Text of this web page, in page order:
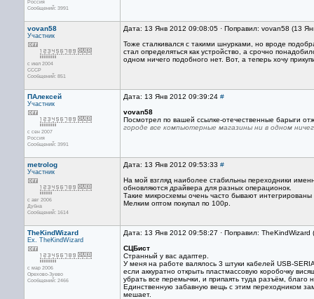
Россия
Сообщений: 3991
vovan58
Участник
с июл 2004
СССР
Сообщений: 851
Дата: 13 Янв 2012 09:08:05 · Поправил: vovan58 (13
Тоже сталкивался с такими шнурками, но вроде
стал определяться как устройство, а срочно
одном ничего подобного нет. Вот, а теперь хочу
ПАлексей
Участник
с сен 2007
Россия
Сообщений: 3991
Дата: 13 Янв 2012 09:39:24 #
vovan58
Посмотрел по вашей ссылке-отечественные барыги
городе все компьютерные магазины ни в одном
metrolog
Участник
с авг 2006
Дубна
Сообщений: 1614
Дата: 13 Янв 2012 09:53:33 #
На мой взгляд наиболее стабильны переходники
обновляются драйвера для разных операционок.
Такие микросхемы очень часто бывают интегрированы
Мелким оптом покупал по 100р.
TheKindWizard
Ex. TheKindWizard
с мар 2006
Орехово-Зуево
Сообщений: 2466
Дата: 13 Янв 2012 09:58:27 · Поправил:
СЦБист
Странный у вас адаптер.
У меня на работе валялось 3 штуки кабелей USB-
если аккуратно открыть пластмассовую коробочку
убрать все перемычки, и припаять туда разъём, благо
Единственную забавную вещь с этим переходником
мешает.